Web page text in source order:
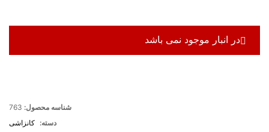
در انبار موجود نمی باشد
شناسه محصول: 763
دسته: کانزاشی